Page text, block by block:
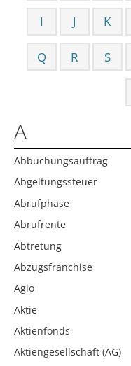
I J K
Q R S
A
Abbuchungsauftrag
Abgeltungssteuer
Abrufphase
Abrufrente
Abtretung
Abzugsfranchise
Agio
Aktie
Aktienfonds
Aktiengesellschaft (AG)